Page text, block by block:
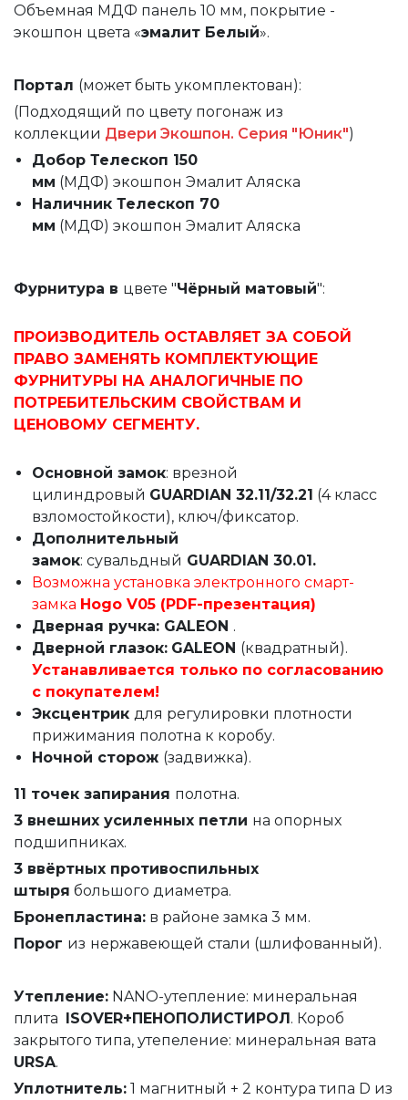
Объемная МДФ панель 10 мм, покрытие -
экошпон цвета «эмалит Белый».
Портал (может быть укомплектован):
(Подходящий по цвету погонаж из
коллекции Двери Экошпон. Серия "Юник")
Добор Телескоп 150
мм (МДФ) экошпон Эмалит Аляска
Наличник Телескоп 70
мм (МДФ) экошпон Эмалит Аляска
Фурнитура в цвете "Чёрный матовый":
ПРОИЗВОДИТЕЛЬ ОСТАВЛЯЕТ ЗА СОБОЙ
ПРАВО ЗАМЕНЯТЬ КОМПЛЕКТУЮЩИЕ
ФУРНИТУРЫ НА АНАЛОГИЧНЫЕ ПО
ПОТРЕБИТЕЛЬСКИМ СВОЙСТВАМ И
ЦЕНОВОМУ СЕГМЕНТУ.
Основной замок: врезной
цилиндровый GUARDIAN 32.11/32.21 (4 класс
взломостойкости), ключ/фиксатор.
Дополнительный
замок: сувальдный GUARDIAN 30.01.
Возможна установка электронного смарт-
замка Hogo V05 (PDF-презентация)
Дверная ручка: GALEON .
Дверной глазок: GALEON (квадратный).
Устанавливается только по согласованию
с покупателем!
Эксцентрик для регулировки плотности
прижимания полотна к коробу.
Ночной сторож (задвижка).
11 точек запирания полотна.
3 внешних усиленных петли на опорных
подшипниках.
3 ввёртных противоспильных
штыря большого диаметра.
Бронепластина: в районе замка 3 мм.
Порог из нержавеющей стали (шлифованный).
Утепление: NANO-утепление: минеральная
плита ISOVER+ПЕНОПОЛИСТИРОЛ. Короб
закрытого типа, утепеление: минеральная вата
URSA.
Уплотнитель: 1 магнитный + 2 контура типа D из